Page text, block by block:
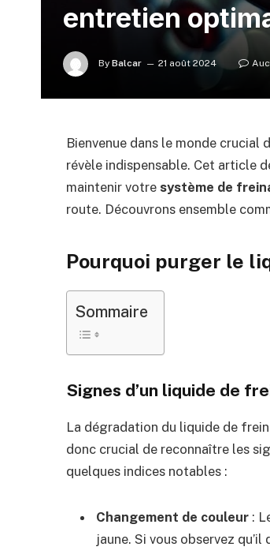
entretien
By Balcar 21 août 2024
Bienvenue dans le monde crucial
révèle indispensable. Cet article
maintenir votresystème de
route. Découvrons ensemble
Pourquoi purger le
Sommaire
Signes d’un liquide de
La dégradation du liquide de
donc crucial de reconnaître les
quelques indices notables :
Changement de couleur :
jaune. Si vous observez